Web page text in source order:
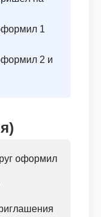
1
2 и
оформил